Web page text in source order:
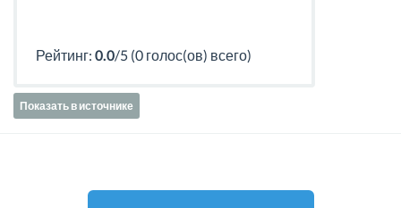
Рейтинг: 0.0/5 (0 голос(ов) всего)
Показать в источнике